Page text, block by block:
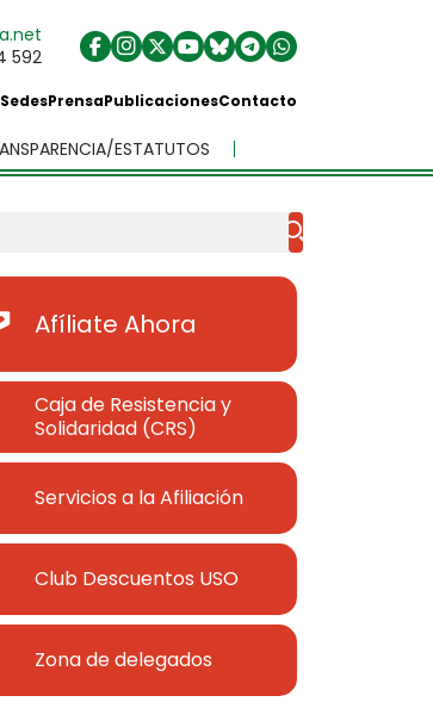
592
SedesPrensaPublicacionesContacto
ESTATUTOS
Afíliate Ahora
Caja de Resistencia y
Solidaridad (CRS)
Servicios a la Afiliación
Club Descuentos USO
Zona de delegados